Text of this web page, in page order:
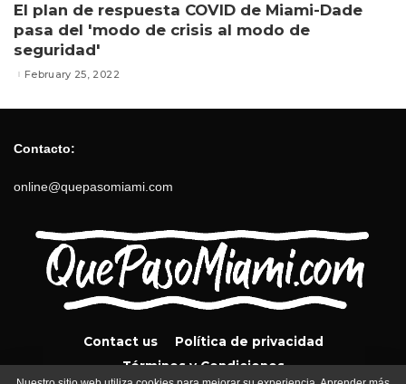
El plan de respuesta COVID de Miami-Dade
pasa del 'modo de crisis al modo de
seguridad'
February 25, 2022
Contacto:
online@quepasomiami.com
Contact us
Política de privacidad
Términos y Condiciones